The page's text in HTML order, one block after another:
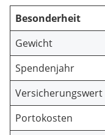
Besonderheit
Gewicht
Spendenjahr
Versicherungswert
Portokosten